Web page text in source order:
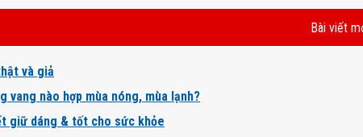
Bài viết
và giả
vang nào hợp mùa nóng, mùa lạnh?
giữ dáng & tốt cho sức khỏe